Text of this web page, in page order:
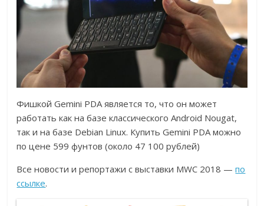
Фишкой Gemini PDA является то, что он может
работать как на базе классического Android Nougat,
так и на базе Debian Linux. Купить Gemini PDA можно
по цене 599 фунтов (около 47 100 рублей)
Все новости и репортажи с выставки MWC 2018 —по
ссылке.